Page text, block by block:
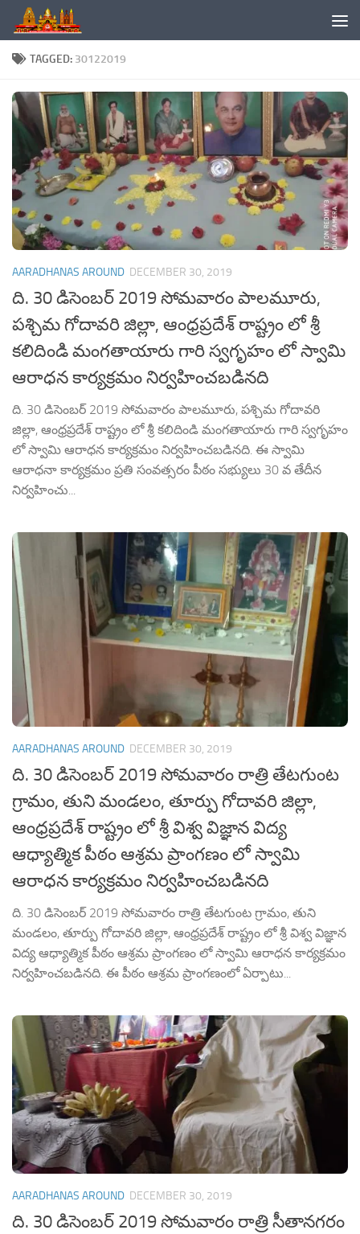
Skip to content
TAGGED: 30122019
AARADHANAS AROUND DECEMBER 30, 2019
ది. 30 డిసెంబర్ 2019 సోమవారం పాలమూరు,
పశ్చిమ గోదావరి జిల్లా, ఆంధ్రప్రదేశ్ రాష్ట్రం లో శ్రీ
కలిదిండి మంగతాయారు గారి స్వగృహం లో స్వామి
ఆరాధన కార్యక్రమం నిర్వహించబడినది
ది. 30 డిసెంబర్ 2019 సోమవారం పాలమూరు, పశ్చిమ గోదావరి
జిల్లా, ఆంధ్రప్రదేశ్ రాష్ట్రం లో శ్రీ కలిదిండి మంగతాయారు గారి స్వగృహం
లో స్వామి ఆరాధన కార్యక్రమం నిర్వహించబడినది. ఈ స్వామి
ఆరాధనా కార్యక్రమం ప్రతి సంవత్సరం పీఠం సభ్యులు 30 వ తేదీన
నిర్వహించు...
AARADHANAS AROUND DECEMBER 30, 2019
ది. 30 డిసెంబర్ 2019 సోమవారం రాత్రి తేటగుంట
గ్రామం, తుని మండలం, తూర్పు గోదావరి జిల్లా,
ఆంధ్రప్రదేశ్ రాష్ట్రం లో శ్రీ విశ్వ విజ్ఞాన విద్య
ఆధ్యాత్మిక పీఠం ఆశ్రమ ప్రాంగణం లో స్వామి
ఆరాధన కార్యక్రమం నిర్వహించబడినది
ది. 30 డిసెంబర్ 2019 సోమవారం రాత్రి తేటగుంట గ్రామం, తుని
మండలం, తూర్పు గోదావరి జిల్లా, ఆంధ్రప్రదేశ్ రాష్ట్రం లో శ్రీ విశ్వ విజ్ఞాన
విద్య ఆధ్యాత్మిక పీఠం ఆశ్రమ ప్రాంగణం లో స్వామి ఆరాధన కార్యక్రమం
నిర్వహించబడినది. ఈ పీఠం ఆశ్రమ ప్రాంగణంలో ఏర్పాటు...
AARADHANAS AROUND DECEMBER 30, 2019
ది. 30 డిసెంబర్ 2019 సోమవారం రాత్రి సీతానగరం